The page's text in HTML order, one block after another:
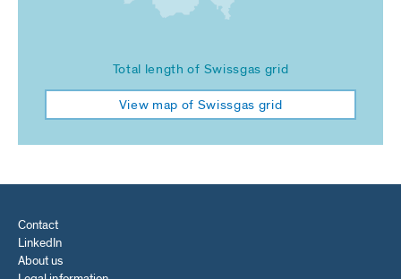
Total length of Swissgas grid
View map of Swissgas grid
Contact
LinkedIn
About us